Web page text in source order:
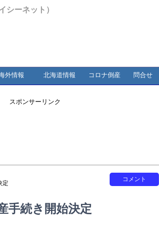
シーネット）
外情報 北海道情報 コロナ倒産 問合せ
スポンサーリンク
コメント
定
手続き開始決定